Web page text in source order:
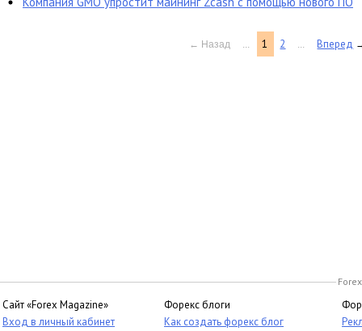
← Назад ... 1 2 ... Вперед
Сайт «Forex Magazine»
Вход в личный кабинет
Форекс блоги
Как создать форекс блог